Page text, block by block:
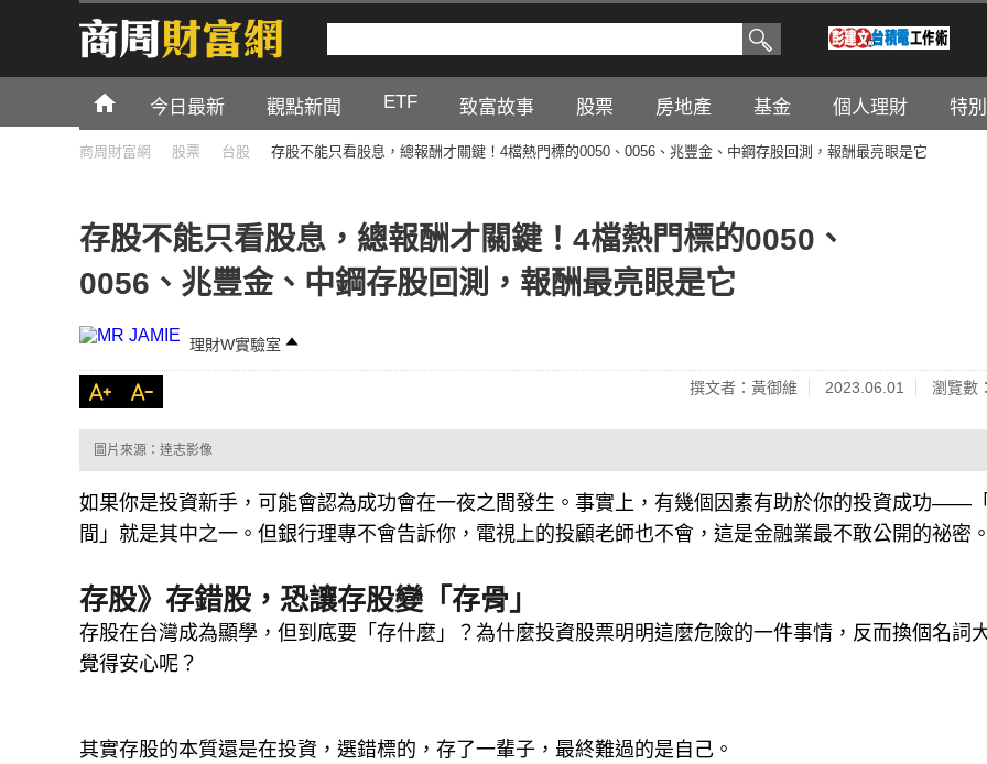
今日最新 觀點新聞 ETF 致富故事 股票 房地產 基金 個人理財 特
商周財富網 股票 台股 存股不能只看股息，總報酬才關鍵！4檔熱門標的0050、0056、兆豐金、中鋼存股回測，報酬最亮眼是它
存股不能只看股息，總報酬才關鍵！4檔熱門標的0050、
0056、兆豐金、中鋼存股回測，報酬最亮眼是它
理財W實驗室
撰文者：黃御維 2023.06.01 瀏覽數
圖片來源：達志影像
如果你是投資新手，可能會認為成功會在一夜之間發生。事實上，有幾個因素有助於你的投資成功——
間」就是其中之一。但銀行理專不會告訴你，電視上的投顧老師也不會，這是金融業最不敢公開的祕密
存股》存錯股，恐讓存股變「存骨」
存股在台灣成為顯學，但到底要「存什麼」？為什麼投資股票明明這麼危險的一件事情，反而換個名詞
覺得安心呢？
其實存股的本質還是在投資，選錯標的，存了一輩子，最終難過的是自己。